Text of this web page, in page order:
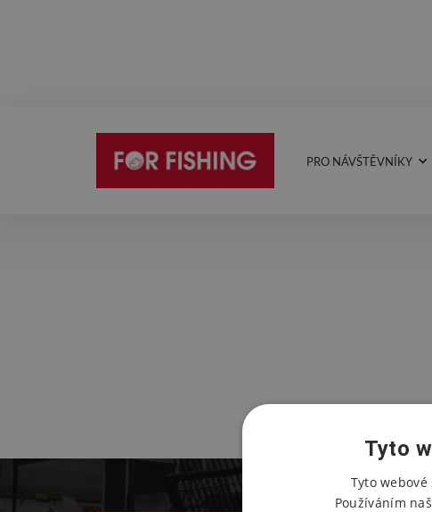
PRO NÁVŠTĚVNÍKY
Tyto
Tyto
Používáním